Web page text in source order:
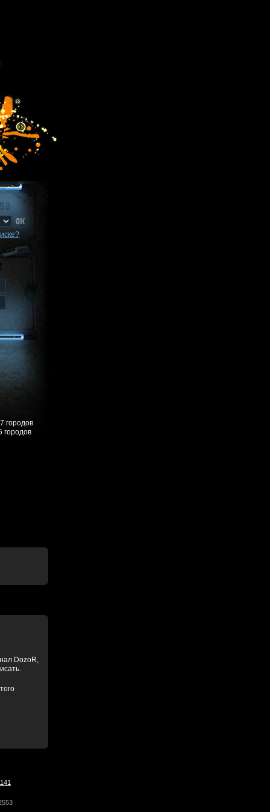
городов
городов
DozoR,